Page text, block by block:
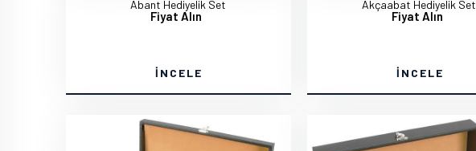
Abant Hediyelik Set
Fiyat Alın
İNCELE
Akçaabat Hediyelik Set
Fiyat Alın
İNCELE